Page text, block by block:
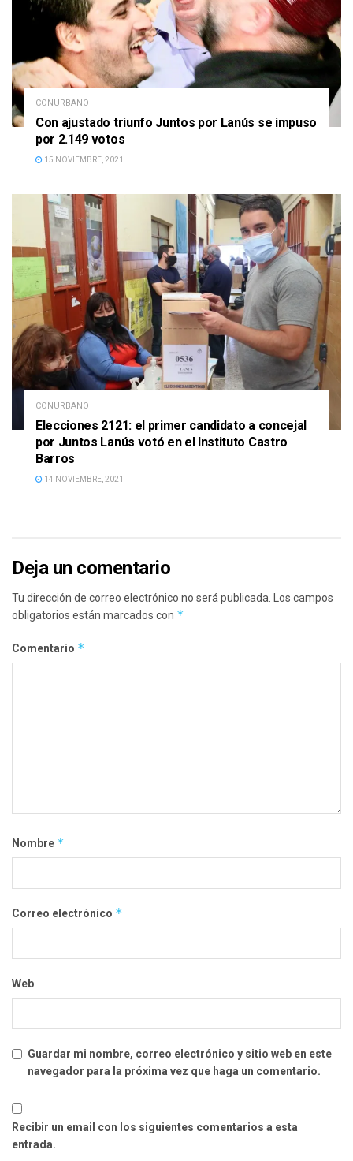
CONURBANO
Con ajustado triunfo Juntos por Lanús se impuso
por 2.149 votos
15 NOVIEMBRE, 2021
CONURBANO
Elecciones 2121: el primer candidato a concejal
por Juntos Lanús votó en el Instituto Castro
Barros
14 NOVIEMBRE, 2021
Deja un comentario
Tu dirección de correo electrónico no será publicada.
Los campos
obligatorios están marcados con *
Comentario *
Nombre *
Correo electrónico *
Web
Guardar mi nombre, correo electrónico y sitio web en este
navegador para la próxima vez que haga un comentario.
Recibir un email con los siguientes comentarios a esta
entrada.